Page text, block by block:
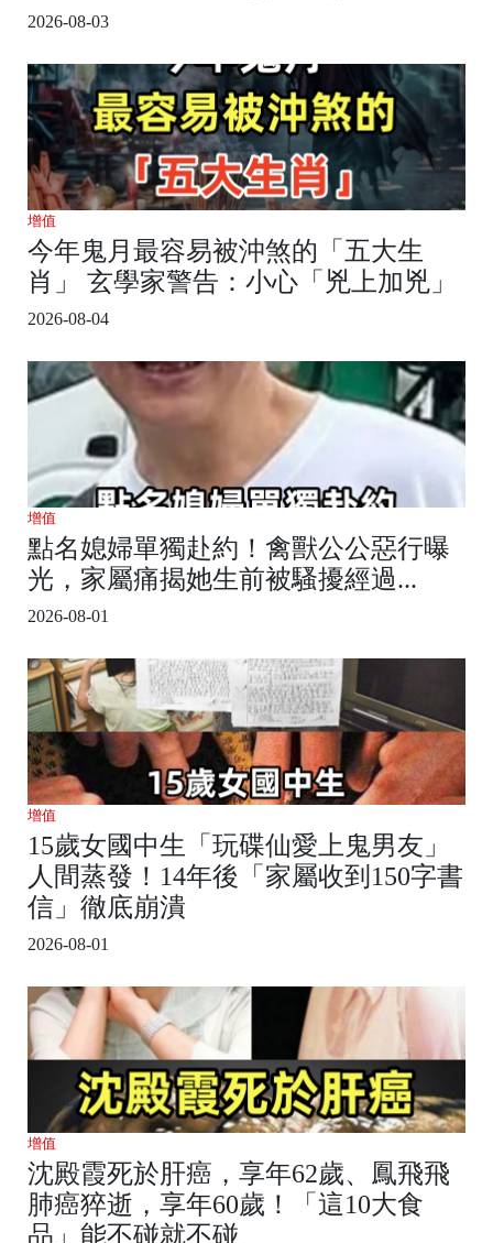
2026-08-03
增值
今年鬼月最容易被沖煞的「五大生
肖」 玄學家警告：小心「兇上加兇」
2026-08-04
增值
點名媳婦單獨赴約！禽獸公公惡行曝
光，家屬痛揭她生前被騷擾經過...
2026-08-01
增值
15歲女國中生「玩碟仙愛上鬼男友」
人間蒸發！14年後「家屬收到150字書
信」徹底崩潰
2026-08-01
增值
沈殿霞死於肝癌，享年62歲、鳳飛飛
肺癌猝逝，享年60歲！「這10大食
品」能不碰就不碰